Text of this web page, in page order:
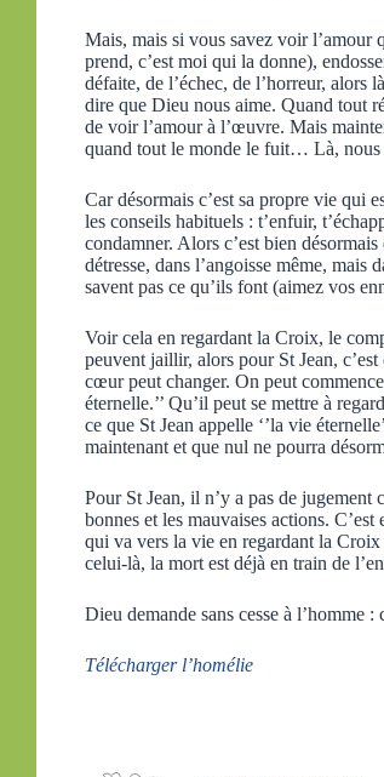
Mais, mais si vous savez voir l’amour
prend, c’est moi qui la donne),
défaite, de l’échec, de l’horreur, alors
dire que Dieu nous aime. Quand tout
de voir l’amour à l’œuvre. Mais
quand tout le monde le fuit… Là, nous
Car désormais c’est sa propre vie qui
les conseils habituels : t’enfuir,
condamner. Alors c’est bien
détresse, dans l’angoisse même, mais
savent pas ce qu’ils font (aimez vos
Voir cela en regardant la Croix, le
peuvent jaillir, alors pour St Jean, c’est
cœur peut changer. On peut
éternelle.’’ Qu’il peut se mettre à
ce que St Jean appelle ‘’la vie
maintenant et que nul ne pourra
Pour St Jean, il n’y a pas de jugement
bonnes et les mauvaises actions.
qui va vers la vie en regardant la
celui-là, la mort est déjà en train de
Dieu demande sans cesse à l’homme
Télécharger l’homélie